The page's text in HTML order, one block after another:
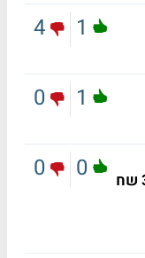
1
4
1
0
מכשירים שעולים מעל 3000 שח
0
0